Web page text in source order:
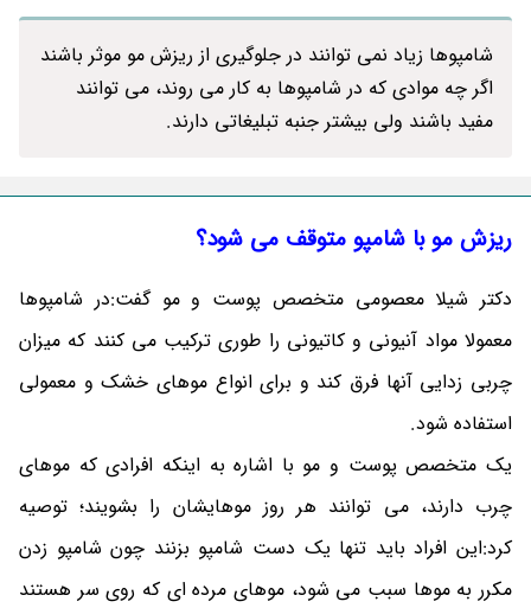
شامپوها زیاد نمی توانند در جلوگیری از ریزش مو موثر باشند
اگر چه موادی که در شامپوها به کار می روند، می توانند
مفید باشند ولی بیشتر جنبه تبلیغاتی دارند.
ریزش مو با شامپو متوقف می شود؟
دکتر شیلا معصومی متخصص پوست و مو گفت:در شامپوها
معمولا مواد آنیونی و کاتیونی را طوری ترکیب می کنند که میزان
چربی زدایی آنها فرق کند و برای انواع موهای خشک و معمولی
استفاده شود.
یک متخصص پوست و مو با اشاره به اینکه افرادی که موهای
چرب دارند، می توانند هر روز موهایشان را بشویند؛ توصیه
کرد:این افراد باید تنها یک دست شامپو بزنند چون شامپو زدن
مکرر به موها سبب می شود، موهای مرده ای که روی سر هستند